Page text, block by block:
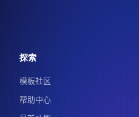
探索
模板社区
帮助中心